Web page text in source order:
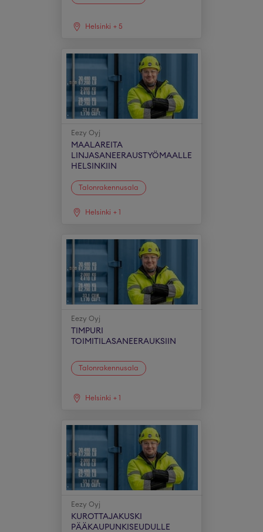
Helsinki + 5
Eezy Oyj
MAALAREITA
LINJASANEERAUSTYÖMAALLE
HELSINKIIN
Talonrakennusala
Helsinki + 1
Eezy Oyj
TIMPURI
TOIMITILASANEERAUKSIIN
Talonrakennusala
Helsinki + 1
Eezy Oyj
KUROTTAJAKUSKI
PÄÄKAUPUNKISEUDULLE